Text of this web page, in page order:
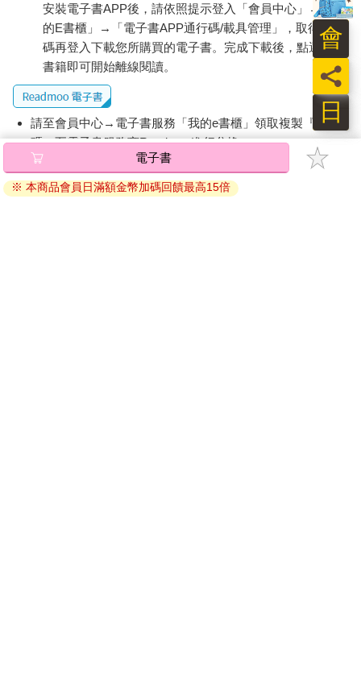
安裝電子書APP後，請依照提示登入「會員中心」→「我
的E書櫃」→「電子書APP通行碼/載具管理」，取得通行
碼再登入下載您所購買的電子書。完成下載後，點選任一
書籍即可開始離線閱讀。
請至會員中心→電子書服務「我的e書櫃」領取複製『兌換
碼』至電子書服務商Readmoo進行兌換。
退換貨須知：
因版權保護，您在金石堂所購買的電子書僅能以金石堂專屬
電子書
※ 本商品會員日滿額金幣加碼回饋最高15倍
日
員
會